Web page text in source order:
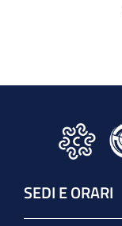
SEDI E ORARI